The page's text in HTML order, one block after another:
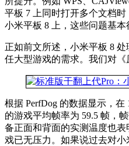
平板 7 上同时打开多个文档
小米平板 8 上，这些问题基本
正如前文所述，小米平板 8
任大型游戏的需求。我们对《
根据 PerfDog 的数据显示，在
的游戏平均帧率为 59.5 帧，
备正面和背面的实测温度也
戏已无压力。如果说过去对